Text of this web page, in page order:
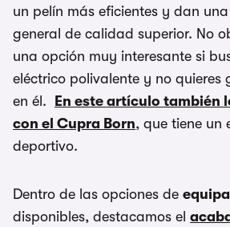
un pelín más eficientes y dan
general de calidad superior. No
una opción muy interesante si
eléctrico polivalente y no quieres
en él.
En este artículo también
con el Cupra Born, que tiene un
deportivo.
Dentro de las opciones de
disponibles, destacamos el